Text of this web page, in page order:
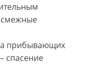
смежные
прибывающих
спасение